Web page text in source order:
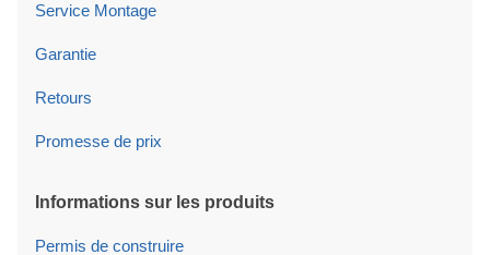
Service Montage
Garantie
Retours
Promesse de prix
Informations sur les produits
Permis de construire